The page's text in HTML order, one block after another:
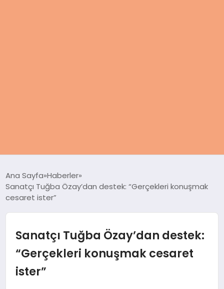
KADIN
SPOR & FITNESS
Ana Sayfa Haberler
Sanatçı Tuğba Özay’dan destek: “Gerçekleri konuşmak
cesaret ister”
Sanatçı Tuğba Özay’dan destek:
“Gerçekleri konuşmak cesaret
ister”